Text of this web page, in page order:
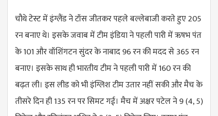
चौथे टेस्ट में इंग्लैंड ने टॉस जीतकर पहले बल्लेबाजी करते हुए 205
रन बनाए थे। इसके जवाब में टीम इंडिया ने पहली पारी में ऋषभ पंत
के 101 और वॉशिंगटन सुंदर के नाबाद 96 रन की मदद से 365 रन
बनाए। इसके साथ ही भारतीय टीम ने पहली पारी में 160 रन की
बढ़त ली। इस लीड को भी इंग्लिश टीम उतार नहीं सकी और मैच के
तीसरे दिन ही 135 रन पर सिमट गई। मैच में अक्षर पटेल ने 9 (4, 5)